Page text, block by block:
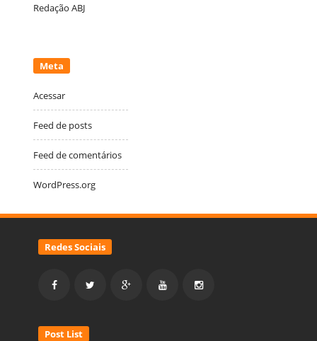
Redação ABJ
Meta
Acessar
Feed de posts
Feed de comentários
WordPress.org
Redes Sociais
Post List